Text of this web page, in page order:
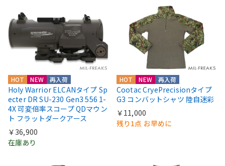
HOT NEW 再入荷
Holy Warrior ELCANタイプ Sp
ecter DR SU-230 Gen3 556 1-
4X 可変倍率スコープ QDマウン
ト フラットダークアース
￥36,900
在庫あり
HOT NEW 再入荷
Cootac CryePrecisionタイプ
G3 コンバットシャツ 陸自迷彩
￥11,000
残り1点 お早めに